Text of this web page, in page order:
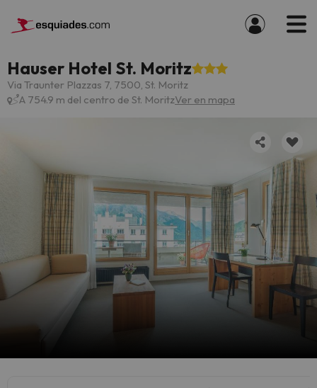
Hauser Hotel St. Moritz
Via Traunter Plazzas 7, 7500, St. Moritz
A 754.9 m del centro de St. MoritzVer en mapa